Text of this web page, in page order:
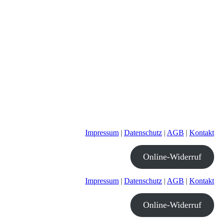
Impressum | Datenschutz | AGB | Kontakt
Online-Widerruf
Impressum | Datenschutz | AGB | Kontakt
Online-Widerruf